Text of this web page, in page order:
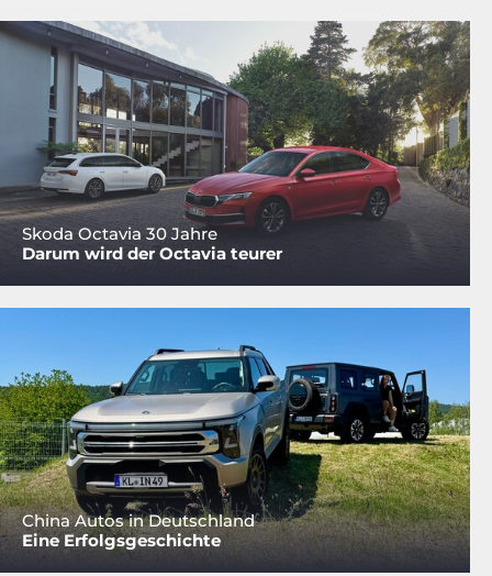
Skoda Octavia 30 Jahre
Darum wird der Octavia teurer
China Autos in Deutschland
Eine Erfolgsgeschichte